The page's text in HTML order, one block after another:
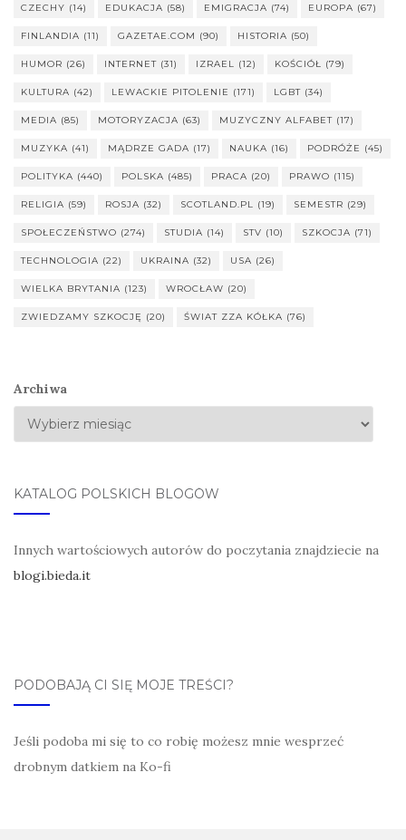
CZECHY (14) EDUKACJA (58) EMIGRACJA (74) EUROPA (67)
FINLANDIA (11) GAZETAE.COM (90) HISTORIA (50)
HUMOR (26) INTERNET (31) IZRAEL (12) KOŚCIÓŁ (79)
KULTURA (42) LEWACKIE PITOLENIE (171) LGBT (34)
MEDIA (85) MOTORYZACJA (63) MUZYCZNY ALFABET (17)
MUZYKA (41) MĄDRZE GADA (17) NAUKA (16) PODRÓŻE (45)
POLITYKA (440) POLSKA (485) PRACA (20) PRAWO (115)
RELIGIA (59) ROSJA (32) SCOTLAND.PL (19) SEMESTR (29)
SPOŁECZEŃSTWO (274) STUDIA (14) STV (10) SZKOCJA (71)
TECHNOLOGIA (22) UKRAINA (32) USA (26)
WIELKA BRYTANIA (123) WROCŁAW (20)
ZWIEDZAMY SZKOCJĘ (20) ŚWIAT ZZA KÓŁKA (76)
Archiwa
KATALOG POLSKICH BLOGÓW
Innych wartościowych autorów do poczytania znajdziecie na
blogi.bieda.it
PODOBAJĄ CI SIĘ MOJE TREŚCI?
Jeśli podoba mi się to co robię możesz mnie wesprzeć
drobnym datkiem na Ko-fi